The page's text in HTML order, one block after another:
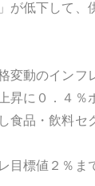
が低下して、
変動のインフ
昇に０．４％
食品・飲料セ
目標値２％ま